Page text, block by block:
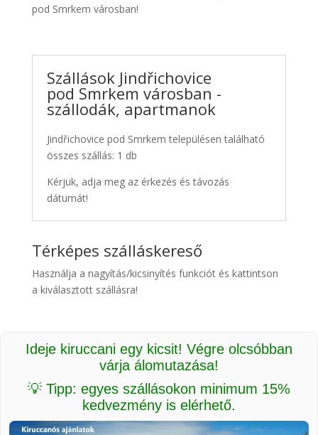
pod Smrkem városban!
Szállások Jindřichovice
pod Smrkem városban -
szállodák, apartmanok
Jindřichovice pod Smrkem településen található
összes szállás: 1 db
Kérjük, adja meg az érkezés és távozás
dátumát!
Térképes szálláskereső
Használja a nagyítás/kicsinyítés funkciót és kattintson
a kiválasztott szállásra!
Ideje kiruccani egy kicsit! Végre olcsóbban
várja álomutazása!
💡 Tipp: egyes szállásokon minimum 15%
kedvezmény is elérhető.